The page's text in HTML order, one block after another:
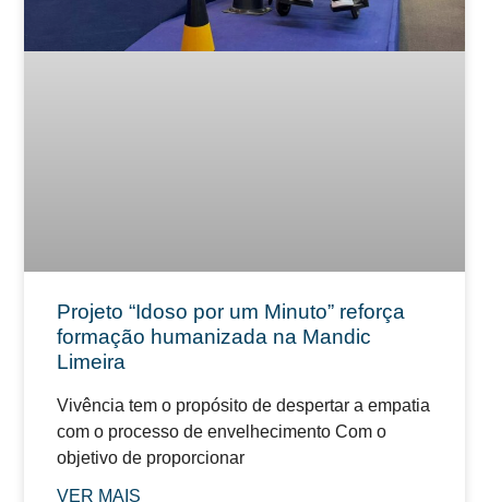
Projeto “Idoso por um Minuto” reforça
formação humanizada na Mandic
Limeira
Vivência tem o propósito de despertar a empatia
com o processo de envelhecimento Com o
objetivo de proporcionar
VER MAIS